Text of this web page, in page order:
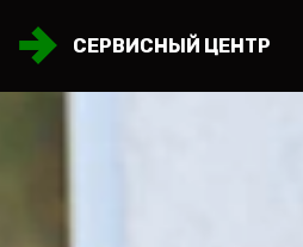
СЕРВИСНЫЙ ЦЕНТР